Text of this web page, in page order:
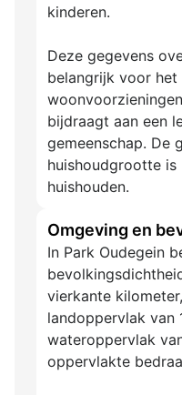
kinderen.
Deze gegevens
belangrijk voor het
bijdraagt aan een
gemeenschap. De
huishoudgrootte is
huishouden.
Omgeving en
In Park Oudegein
vierkante
landoppervlak van
wateroppervlak
oppervlakte